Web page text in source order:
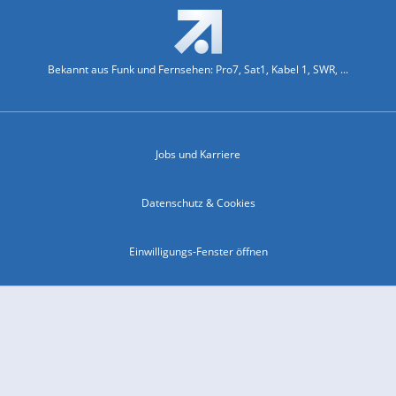
Bekannt aus Funk und Fernsehen: Pro7, Sat1, Kabel 1, SWR, ...
Jobs und Karriere
Datenschutz & Cookies
Einwilligungs-Fenster öffnen